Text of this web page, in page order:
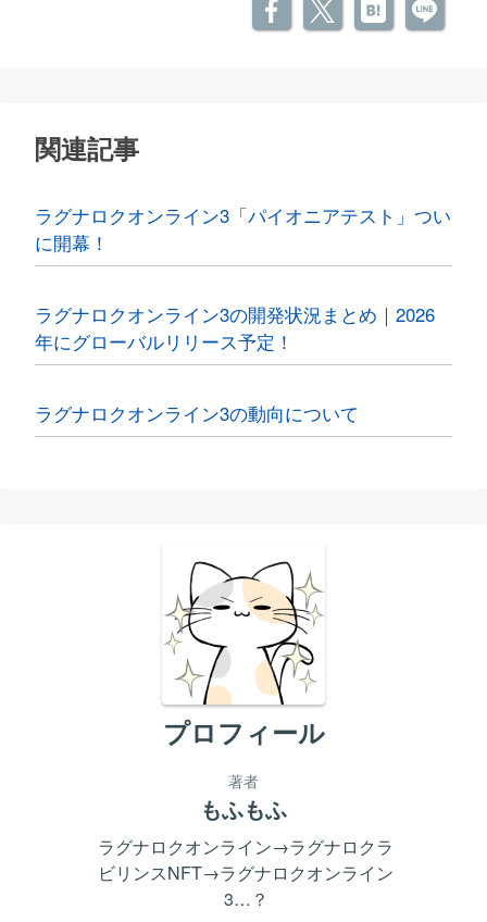
関連記事
ラグナロクオンライン3「パイオニアテスト」つい
に開幕！
ラグナロクオンライン3の開発状況まとめ｜2026
年にグローバルリリース予定！
ラグナロクオンライン3の動向について
プロフィール
著者
もふもふ
ラグナロクオンライン→ラグナロクラ
ビリンスNFT→ラグナロクオンライン
3…？